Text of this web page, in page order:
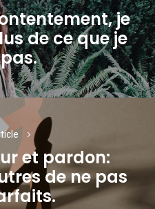
Previous
post:
je
de ce que je
Next
post:
et pardon:
de ne pas